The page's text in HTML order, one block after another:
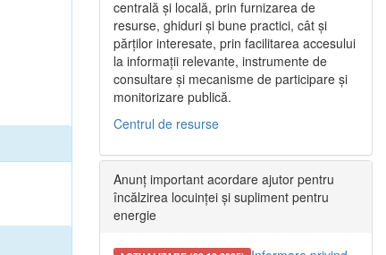
centrală și locală, prin furnizarea de
resurse, ghiduri și bune practici, cât și
părților interesate, prin facilitarea accesului
la informații relevante, instrumente de
consultare și mecanisme de participare și
monitorizare publică.
Centrul de resurse
Anunț important acordare ajutor pentru
încălzirea locuinței și supliment pentru
energie